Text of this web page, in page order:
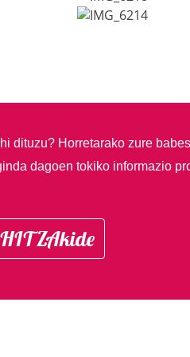
dituzu? Horretarako zure
dagoen tokiko informazio